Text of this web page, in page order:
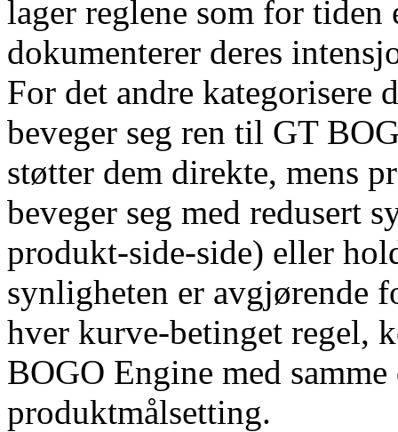
lager reglene som for
dokumenterer deres
For det andre kategorisere
beveger seg ren til GT
støtter dem direkte, mens
beveger seg med redusert
produkt-side-side) eller
synligheten er avgjørende
hver kurve-betinget regel,
BOGO Engine med
produktmålsetting.